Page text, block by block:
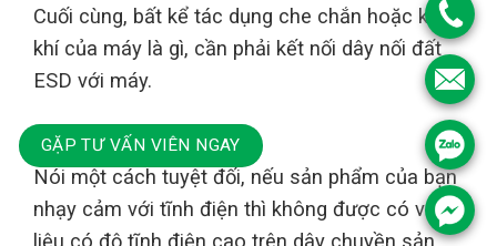
GẶP TƯ VẤN VIÊN NGAY
Cuối cùng, bất kể tác dụng che chắn hoặc khử
khí của máy là gì, cần phải kết nối dây nối đất
ESD với máy.
Ba nói về vật liệu
Nói một cách tuyệt đối, nếu sản phẩm của bạn
nhạy cảm với tĩnh điện thì không được có vật
liệu có độ tĩnh điện cao trên dây chuyền sản